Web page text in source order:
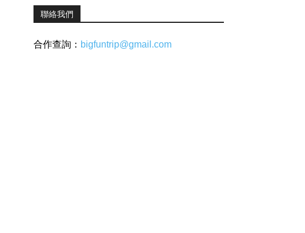
聯絡我們
合作查詢： bigfuntrip@gmail.com